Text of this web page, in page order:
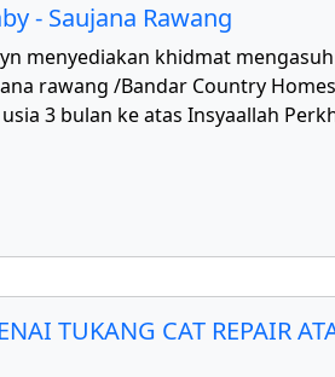
- Saujana Rawang
menyediakan khidmat mengasuh
rawang /Bandar Country
3 bulan ke atas Insyaallah
TUKANG CAT REPAIR